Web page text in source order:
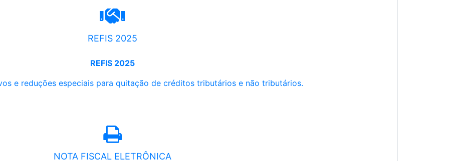
REFIS 2025
REFIS 2025
e reduções especiais para quitação de créditos tributários e não tributários.
NOTA FISCAL ELETRÔNICA